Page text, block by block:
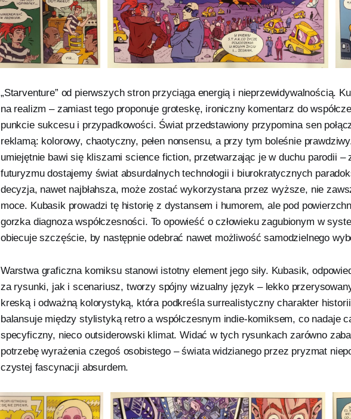
„Starventure” od pierwszych stron przyciąga energią i nieprzewidywalnością.
na realizm – zamiast tego proponuje groteskę, ironiczny komentarz do
punkcie sukcesu i przypadkowości. Świat przedstawiony przypomina sen
reklamą: kolorowy, chaotyczny, pełen nonsensu, a przy tym boleśnie
umiejętnie bawi się kliszami science fiction, przetwarzając je w duchu parodii –
futuryzmu dostajemy świat absurdalnych technologii i biurokratycznych
decyzja, nawet najbłahsza, może zostać wykorzystana przez wyższe, nie
moce. Kubasik prowadzi tę historię z dystansem i humorem, ale pod
gorzka diagnoza współczesności. To opowieść o człowieku zagubionym w
obiecuje szczęście, by następnie odebrać nawet możliwość samodzielnego
Warstwa graficzna komiksu stanowi istotny element jego siły. Kubasik,
za rysunki, jak i scenariusz, tworzy spójny wizualny język – lekko
kreską i odważną kolorystyką, która podkreśla surrealistyczny charakter
balansuje między stylistyką retro a współczesnym indie-komiksem, co nadaje
specyficzny, nieco outsiderowski klimat. Widać w tych rysunkach zarówno
potrzebę wyrażenia czegoś osobistego – świata widzianego przez pryzmat
czystej fascynacji absurdem.